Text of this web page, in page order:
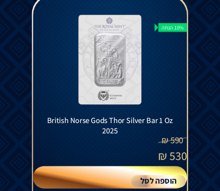
10% הנחה
British Norse Gods Thor Silver Bar 1 Oz
2025
590
₪
530
₪
הוספה לסל